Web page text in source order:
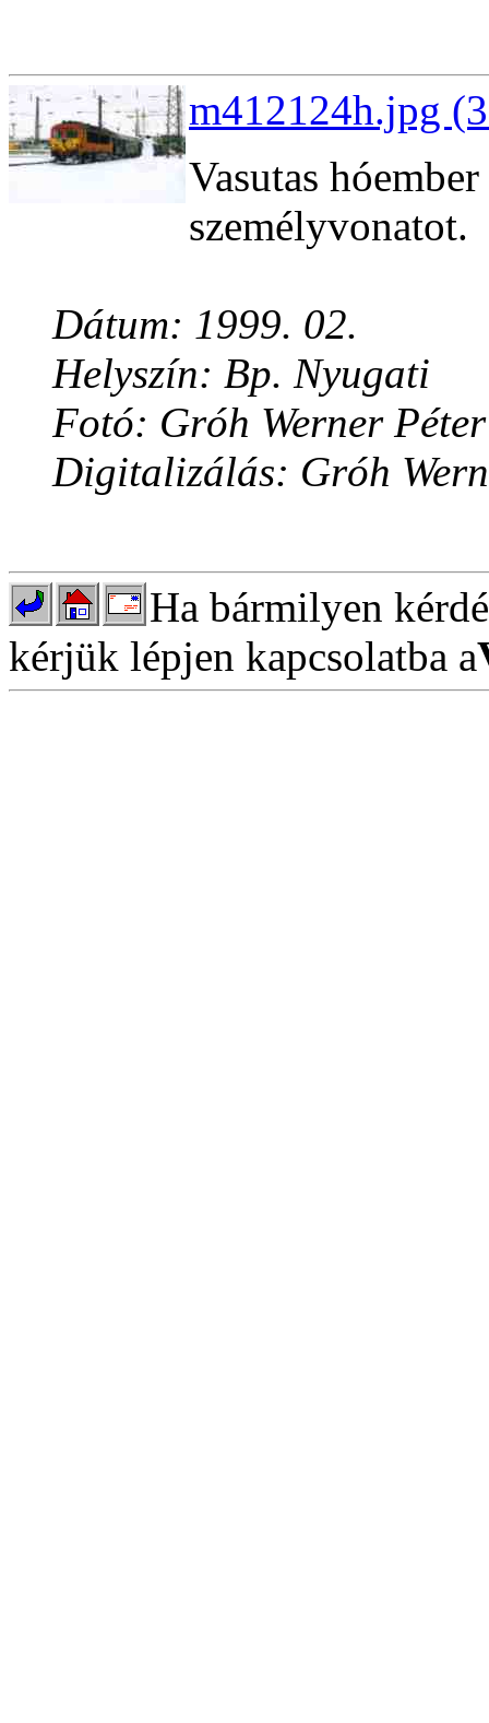
m412124h.jpg
Vasutas
személyvonatot.
Dátum: 1999. 02.
Helyszín: Bp. Nyugati
Fotó: Gróh Werner Péter
Digitalizálás: Gróh
Ha bármilyen
kérjük lépjen kapcsolatba a